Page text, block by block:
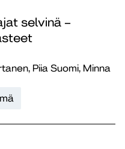
selvinä –
Piia Suomi, Minna